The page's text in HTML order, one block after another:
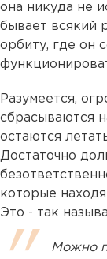
она никуда не
бывает всякий
орбиту, где он
Разумеется,
сбрасываются
остаются
Достаточно
которые
Это - так
Можно